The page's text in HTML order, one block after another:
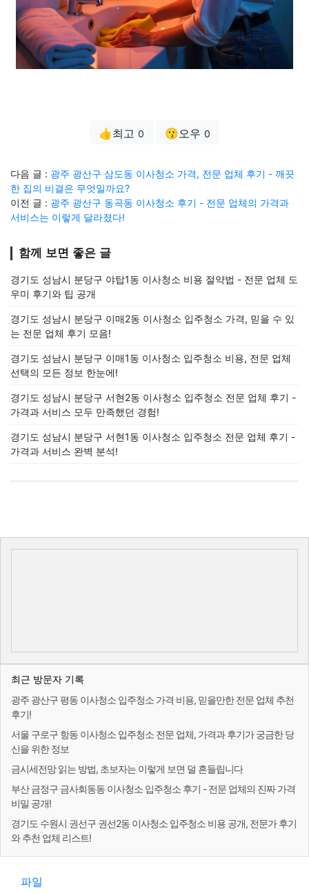
👍최고 0 😗오우 0
다음 글 : 광주 광산구 삼도동 이사청소 가격, 전문 업체 후기 - 깨끗
한 집의 비결은 무엇일까요?
이전 글 : 광주 광산구 동곡동 이사청소 후기 - 전문 업체의 가격과
서비스는 이렇게 달라졌다!
함께 보면 좋은 글
경기도 성남시 분당구 야탑1동 이사청소 비용 절약법 - 전문 업체 도
우미 후기와 팁 공개
경기도 성남시 분당구 이매2동 이사청소 입주청소 가격, 믿을 수 있
는 전문 업체 후기 모음!
경기도 성남시 분당구 이매1동 이사청소 입주청소 비용, 전문 업체
선택의 모든 정보 한눈에!
경기도 성남시 분당구 서현2동 이사청소 입주청소 전문 업체 후기 -
가격과 서비스 모두 만족했던 경험!
경기도 성남시 분당구 서현1동 이사청소 입주청소 전문 업체 후기 -
가격과 서비스 완벽 분석!
최근 방문자 기록
광주 광산구 평동 이사청소 입주청소 가격 비용, 믿을만한 전문 업체 추천
후기!
서울 구로구 항동 이사청소 입주청소 전문 업체, 가격과 후기가 궁금한 당
신을 위한 정보
금시세전망 읽는 방법, 초보자는 이렇게 보면 덜 흔들립니다
부산 금정구 금사회동동 이사청소 입주청소 후기 - 전문 업체의 진짜 가격
비밀 공개!
경기도 수원시 권선구 권선2동 이사청소 입주청소 비용 공개, 전문가 후기
와 추천 업체 리스트!
파일